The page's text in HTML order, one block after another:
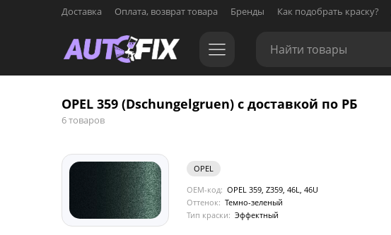
Доставка Оплата, возврат товара Бренды Как подобрать краску?
OPEL 359 (Dschungelgruen) с доставкой по РБ
6 товаров
OPEL
OEM-код: OPEL 359, Z359, 46L, 46U
Оттенок: Темно-зеленый
Тип краски: Эффектный